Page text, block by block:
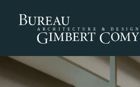
ARCHITECTURE & DESIGN